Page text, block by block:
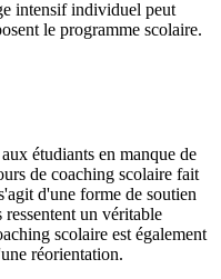
intensif individuel peut
le programme scolaire.
étudiants en manque de
de coaching scolaire fait
d'une forme de soutien
un véritable
scolaire est également
réorientation.